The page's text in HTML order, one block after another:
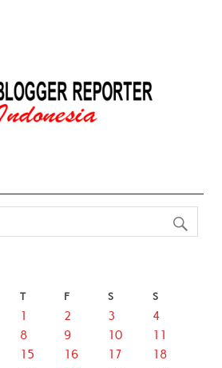
T F S S
1 2 3
4
8 9 10
11
15 16 17
18